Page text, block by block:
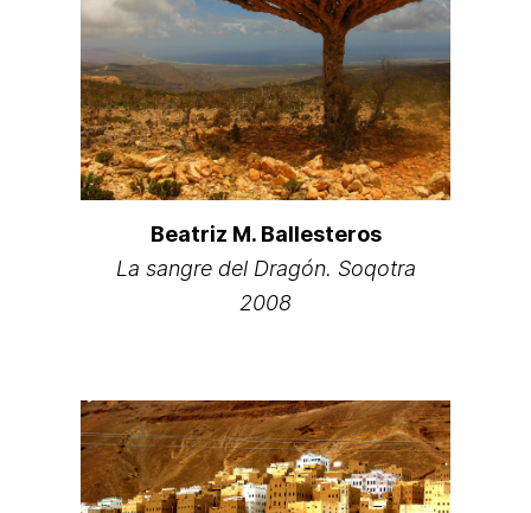
Beatriz M. Ballesteros
La sangre del Dragón. Soqotra
2008